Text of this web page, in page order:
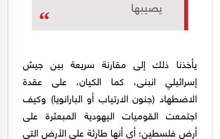
يصيبها
يأخذنا ذلك إلى مقارنة سريعة بين جيش
إسرائيلي انبنى، كما الكيان، على عقدة
الاضطهاد (جنون الارتياب أو البارانويا) وكيف
اجتمعت القوميات اليهودية المبعثرة على
أرض فلسطين؛ أي أنها طارئة على الأرض التي